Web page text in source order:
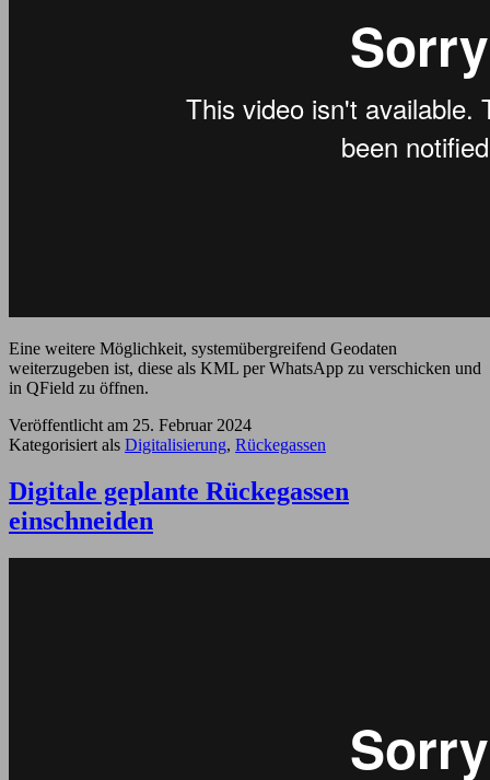
Eine weitere Möglichkeit, systemübergreifend Geodaten
weiterzugeben ist, diese als KML per WhatsApp zu verschicken und
in QField zu öffnen.
Veröffentlicht am 25. Februar 2024
Kategorisiert als Digitalisierung, Rückegassen
Digitale geplante Rückegassen
einschneiden